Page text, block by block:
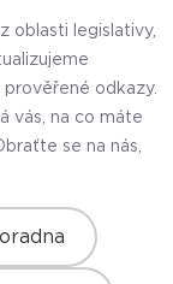
oblasti legislativy,
prověřené odkazy.
vás, na co máte
se na nás,